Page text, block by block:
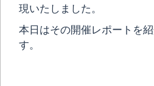
現いたしました。
本日はその開催レポートを
す。